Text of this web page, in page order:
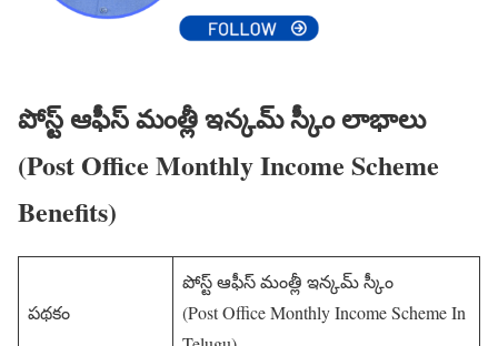
పోస్ట్ ఆఫీస్ మంత్లీ ఇన్కమ్ స్కీం లాభాలు
(Post Office Monthly Income Scheme
Benefits)
పథకం
పోస్ట్ ఆఫీస్ మంత్లీ ఇన్కమ్ స్కీం
(Post Office Monthly Income Scheme In